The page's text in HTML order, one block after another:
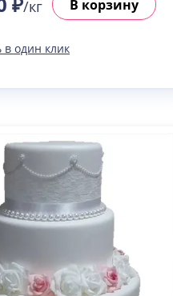
/кг В корзину
в один клик